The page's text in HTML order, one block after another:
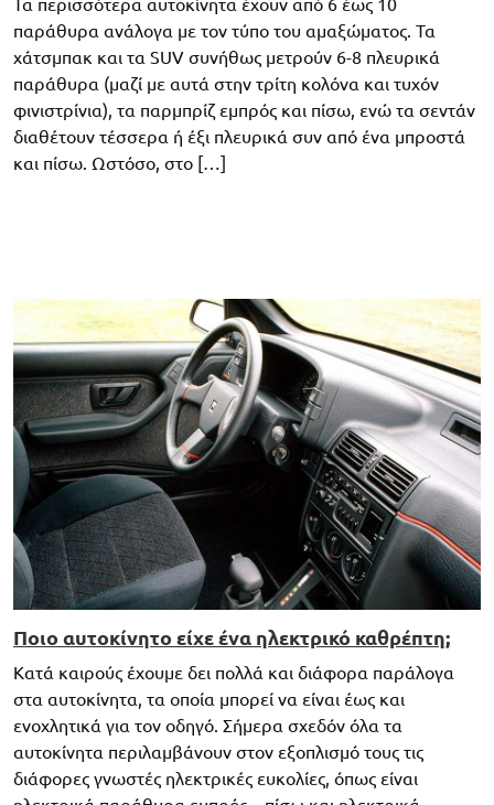
παράθυρα ανάλογα με τον τύπο του αμαξώματος. Τα
χάτσμπακ και τα SUV συνήθως μετρούν 6-8 πλευρικά
παράθυρα (μαζί με αυτά στην τρίτη κολόνα και τυχόν
φινιστρίνια), τα παρμπρίζ εμπρός και πίσω, ενώ τα σεντάν
διαθέτουν τέσσερα ή έξι πλευρικά συν από ένα μπροστά
και πίσω. Ωστόσο, στο […]
Ποιο αυτοκίνητο είχε ένα ηλεκτρικό καθρέπτη;
Κατά καιρούς έχουμε δει πολλά και διάφορα παράλογα
στα αυτοκίνητα, τα οποία μπορεί να είναι έως και
ενοχλητικά για τον οδηγό. Σήμερα σχεδόν όλα τα
αυτοκίνητα περιλαμβάνουν στον εξοπλισμό τους τις
διάφορες γνωστές ηλεκτρικές ευκολίες, όπως είναι